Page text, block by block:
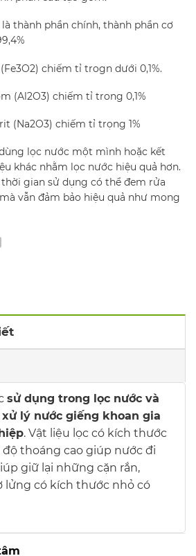
thành phần chính, thành phần cơ
chiếm tỉ trogn dưới 0,1%.
(Al2O3) chiếm tỉ trong 0,1%
(Na2O3) chiếm tỉ trọng 1%
lọc nước một mình hoặc kết
khác nhằm lọc nước hiệu quả hơn.
gian sử dụng có thể đem rửa
vẫn đảm bảo hiệu quả như mong
sử dụng trong lọc nước và
lý nước giếng khoan gia
. Vật liệu lọc có kích thước
độ thoáng cao giúp nước đi
giữ lại những cặn rắn,
lửng có kích thước nhỏ có